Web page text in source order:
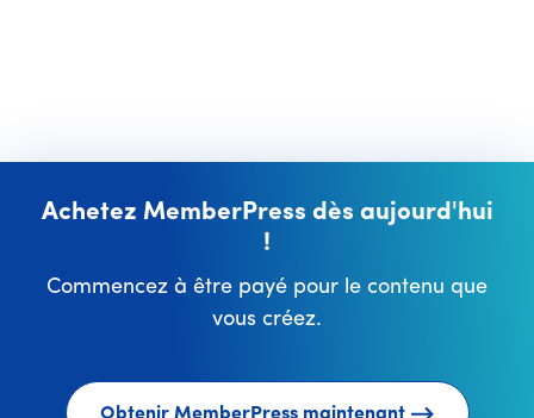
Achetez MemberPress dès aujourd'hui
!
Commencez à être payé pour le contenu que
vous créez.